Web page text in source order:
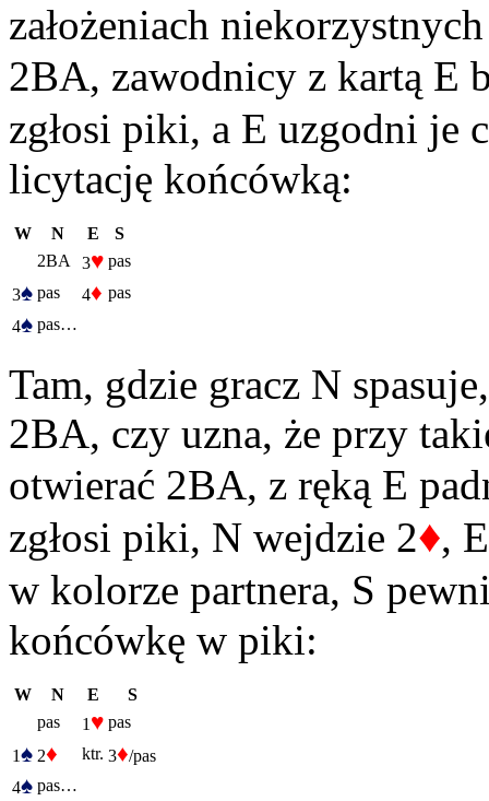
założeniach
2BA, zawodnicy z kartą E
zgłosi piki, a E uzgodni je
licytację końcówką:
W N E
S
2BA
3♥ pas
3♠ pas 4♦ pas
4♠ pas…
Tam, gdzie gracz N
2BA, czy uzna, że przy
otwierać 2BA, z ręką E
zgłosi piki, N wejdzie 2♦,
w kolorze partnera, S
końcówkę w piki:
W N E
S
pas
1 ♥ pas
1♠ 2♦ ktr. 3♦/pas
4♠ pas…